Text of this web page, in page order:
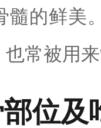
髓的鲜美
常被用
位及